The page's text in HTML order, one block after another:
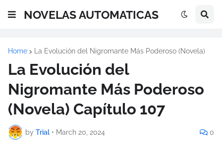
NOVELAS AUTOMATICAS
Home La Evolución del Nigromante Más Poderoso (Novela)
La Evolución del
Nigromante Más Poderoso
(Novela) Capítulo 107
by Trial • March 20, 2024 0